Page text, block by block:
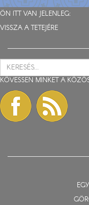
ÖN ITT VAN JELENLEG:
VISSZA A TETEJÉRE
KÖVESSEN MINKET A